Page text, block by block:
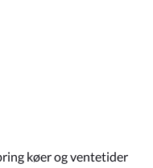
køer og ventetider